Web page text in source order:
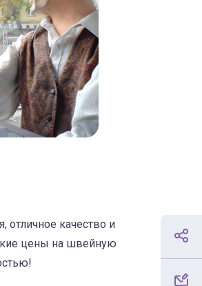
качество и
цены на швейную